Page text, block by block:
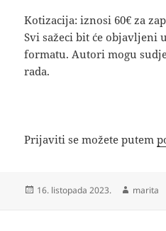
Kotizacija: iznosi 60€ za
Svi sažeci bit će
formatu. Autori mogu
rada.
Prijaviti se možete putem
Objavljeno
16. listopada 2023. Autor
marita